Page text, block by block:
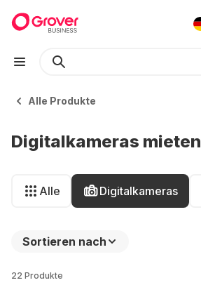
Alle Produkte
Digitalkameras mieten
Alle Digitalkameras
Sortieren nach
22 Produkte